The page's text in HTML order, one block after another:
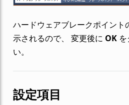
ハードウェアブレークポイント
示されるので、 変更後に OKを
い。
設定項目